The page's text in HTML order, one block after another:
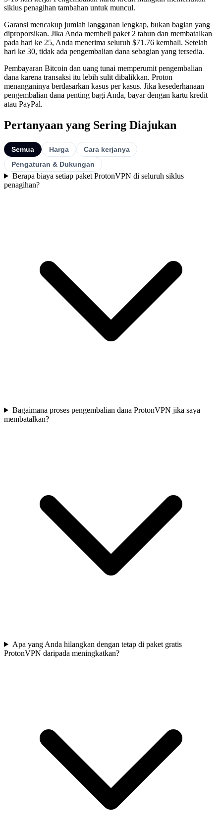
siklus penagihan tambahan untuk muncul.
Garansi mencakup jumlah langganan lengkap, bukan bagian yang
diproporsikan. Jika Anda membeli paket 2 tahun dan membatalkan
pada hari ke 25, Anda menerima seluruh $71.76 kembali. Setelah
hari ke 30, tidak ada pengembalian dana sebagian yang tersedia.
Pembayaran Bitcoin dan uang tunai memperumit pengembalian
dana karena transaksi itu lebih sulit dibalikkan. Proton
menanganinya berdasarkan kasus per kasus. Jika kesederhanaan
pengembalian dana penting bagi Anda, bayar dengan kartu kredit
atau PayPal.
Pertanyaan yang Sering Diajukan
Semua Harga
Cara kerjanya
Pengaturan & Dukungan
Berapa biaya setiap paket ProtonVPN di seluruh siklus
penagihan?
Bagaimana proses pengembalian dana ProtonVPN jika saya
membatalkan?
Apa yang Anda hilangkan dengan tetap di paket gratis
ProtonVPN daripada meningkatkan?